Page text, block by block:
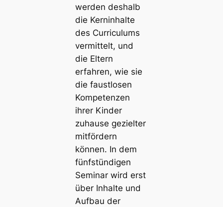
werden deshalb
die Kerninhalte
des Curriculums
vermittelt, und
die Eltern
erfahren, wie sie
die faustlosen
Kompetenzen
ihrer Kinder
zuhause gezielter
mitfördern
können. In dem
fünfstündigen
Seminar wird erst
über Inhalte und
Aufbau der